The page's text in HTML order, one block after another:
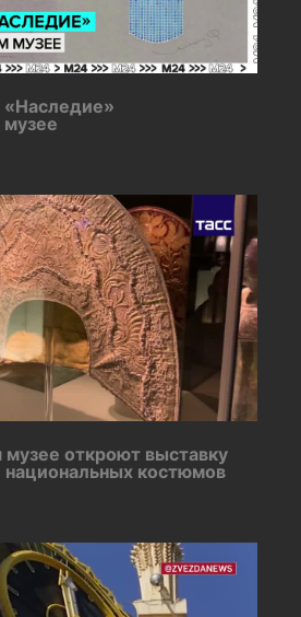
«Наследие»
откроют выставку
костюмов